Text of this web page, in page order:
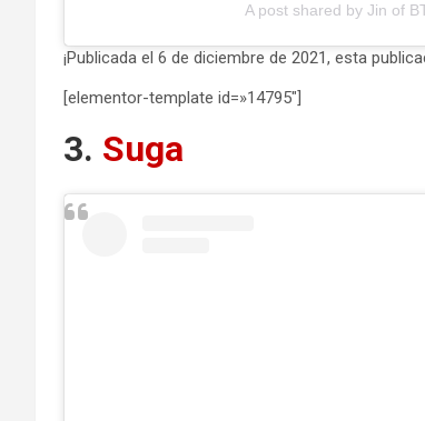
A post shared by Jin of
¡Publicada el 6 de diciembre de 2021, esta
[elementor-template id=»14795″]
3. Suga